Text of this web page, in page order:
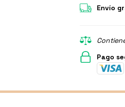
Envío
Pago